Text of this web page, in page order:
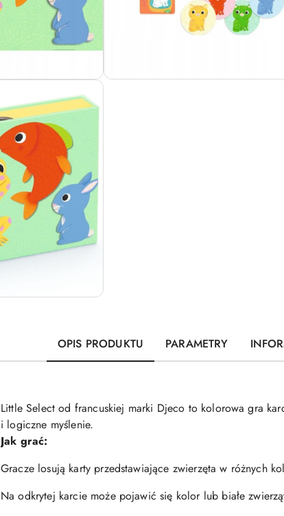
OPIS PRODUKTU PARAMETRY
Little Select od francuskiej marki Djeco to kolorowa gra
i logiczne myślenie.
Jak grać:
Gracze losują karty przedstawiające zwierzęta w różnych
Na odkrytej karcie może pojawić się kolor lub białe